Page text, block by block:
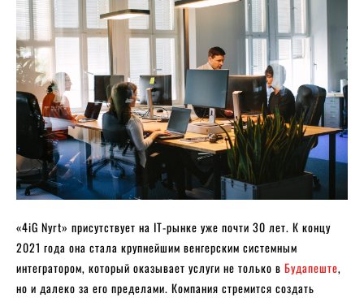
«4iG Nyrt» присутствует на IT-рынке уже почти 30 лет. К концу
2021 года она стала крупнейшим венгерским системным
интегратором, который оказывает услуги не только в Будапеште,
но и далеко за его пределами. Компания стремится создать